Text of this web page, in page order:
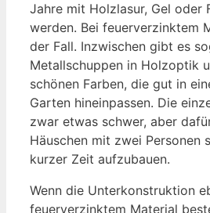
Jahre mit Holzlasur, Gel oder
werden. Bei feuerverzinktem
der Fall. Inzwischen gibt es
Metallschuppen in Holzoptik
schönen Farben, die gut in
Garten hineinpassen. Die
zwar etwas schwer, aber
Häuschen mit zwei Personen
kurzer Zeit aufzubauen.
Wenn die Unterkonstruktion
feuerverzinktem Material